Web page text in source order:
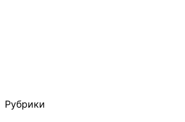
Рубрики